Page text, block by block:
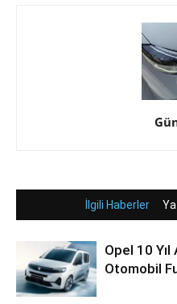
İlgili Haberler
Opel 10 Yıl
Otomobil